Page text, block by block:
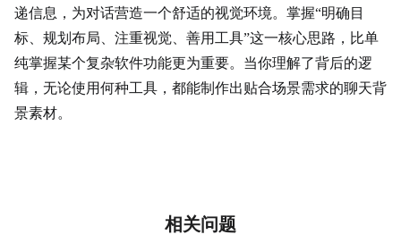
递信息，为对话营造一个舒适的视觉环境。掌握“明确目
标、规划布局、注重视觉、善用工具”这一核心思路，比单
纯掌握某个复杂软件功能更为重要。当你理解了背后的逻
辑，无论使用何种工具，都能制作出贴合场景需求的聊天背
景素材。
相关问题